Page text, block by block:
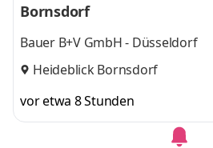
Bornsdorf
Bauer B+V GmbH - Düsseldorf
Heideblick Bornsdorf
vor etwa 8 Stunden